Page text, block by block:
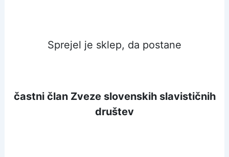
Sprejel je sklep, da postane
častni član Zveze slovenskih slavističnih
društev